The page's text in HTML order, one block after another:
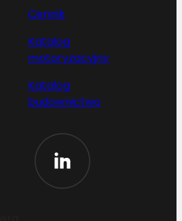
Cennik
Katalog
motoryzacyjny
Katalog
budownictwo